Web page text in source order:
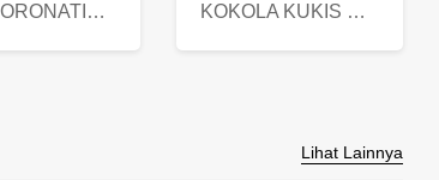
UBM CORONATION ASSORTED BISKUIT KALENG 450 GRAM KOKOLA KUKIS HYGIENIC MILK VANILLA PACK 320 GR
Lihat Lainnya